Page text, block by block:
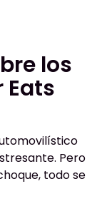
los
Eats
Pero
todo se